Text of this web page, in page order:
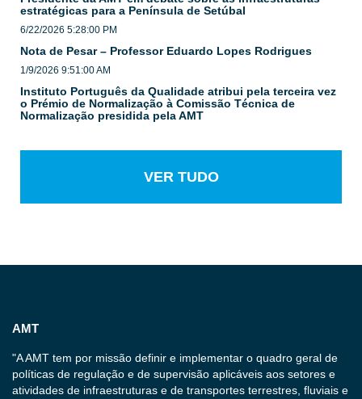
estratégicas para a Península de Setúbal
6/22/2026 5:28:00 PM
Nota de Pesar – Professor Eduardo Lopes Rodrigues
1/9/2026 9:51:00 AM
Instituto Português da Qualidade atribui pela terceira vez
o Prémio de Normalização à Comissão Técnica de
Normalização presidida pela AMT
VER TUDO
AMT
"A AMT tem por missão definir e implementar o quadro geral de
políticas de regulação e de supervisão aplicáveis aos setores e
atividades de infraestruturas e de transportes terrestres, fluviais e